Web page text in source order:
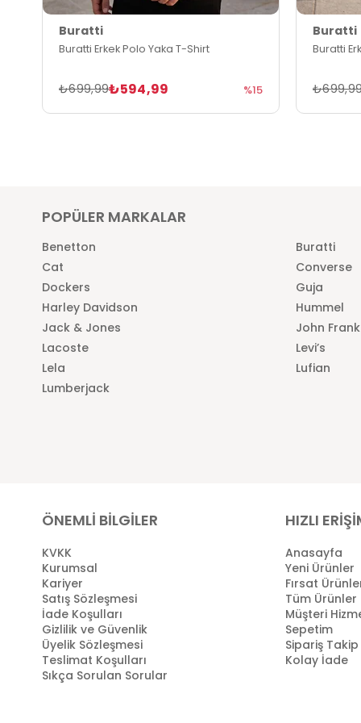
Buratti
Buratti Erkek Polo Yaka T-Shirt
₺594,99
₺699,99 %15
Buratti
Buratti
POPÜLER MARKALAR
Benetton
Buratti
Cat
Converse
Dockers
Guja
Harley Davidson
Hummel
Jack & Jones
John Frank
Lacoste
Levi’s
Lela
Lufian
Lumberjack
ÖNEMLİ BİLGİLER
KVKK
Kurumsal
Kariyer
Satış Sözleşmesi
İade Koşulları
Gizlilik ve Güvenlik
Üyelik Sözleşmesi
Teslimat Koşulları
Sıkça Sorulan Sorular
HIZLI
Anasayfa
Yeni Ürünler
Fırsat
Tüm Ürünler
Müşteri
Sepetim
Sipariş Takip
Kolay İade